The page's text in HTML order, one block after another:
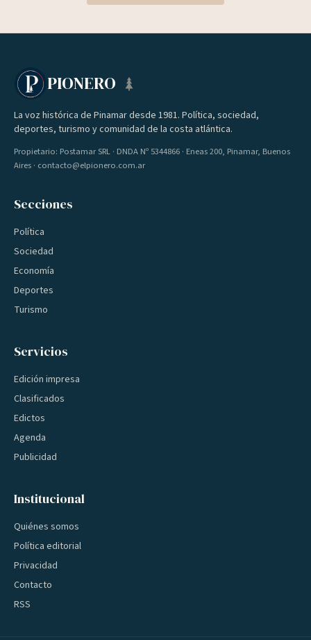
PIONERO
La voz histórica de Pinamar desde 1981. Política, sociedad,
deportes, turismo y comunidad de la costa atlántica.
Propietario: Postamar SRL · DNDA Nº 5344866 · Eneas 200, Pinamar, Buenos
Aires · contacto@elpionero.com.ar
Secciones
Política
Sociedad
Economía
Deportes
Turismo
Servicios
Edición impresa
Clasificados
Edictos
Agenda
Publicidad
Institucional
Quiénes somos
Política editorial
Privacidad
Contacto
RSS